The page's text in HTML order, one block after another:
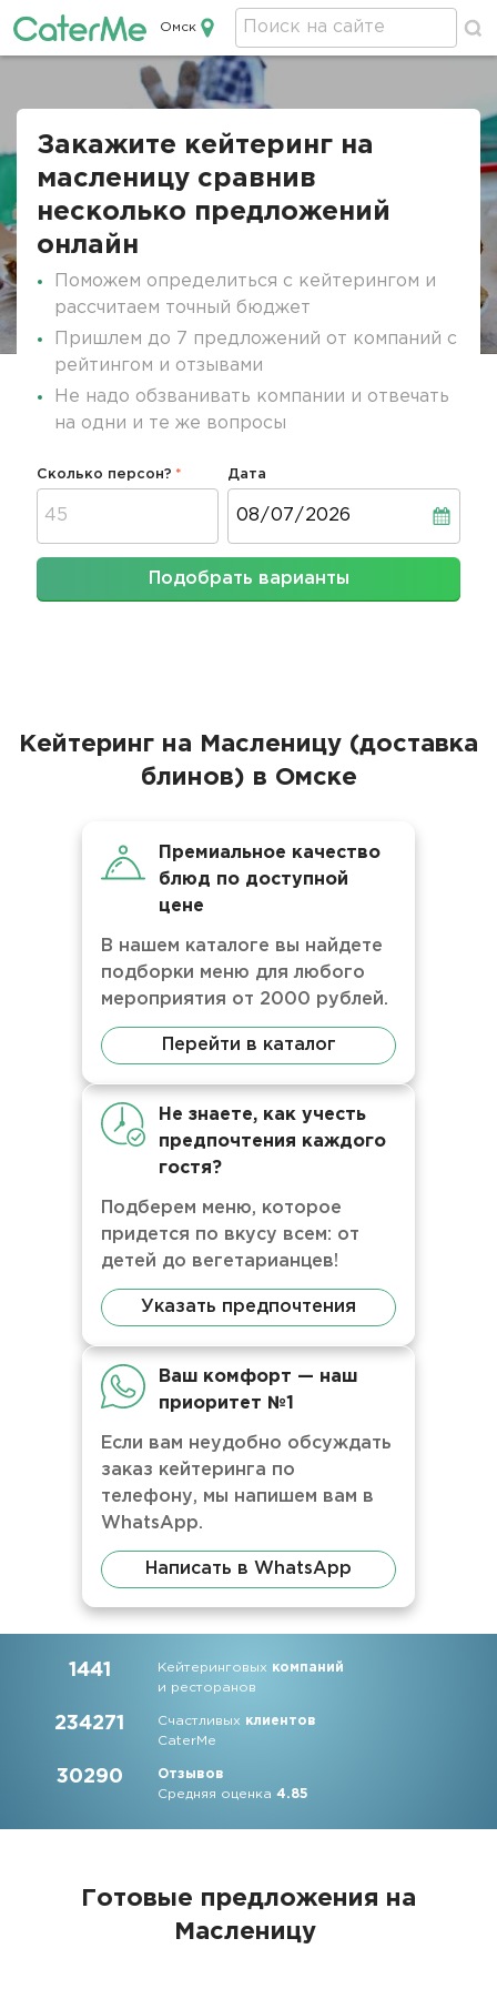
Кейтеринг в Омске
Омск
Закажите кейтеринг на
масленицу сравнив
несколько предложений
онлайн
Поможем определиться с кейтерингом и
рассчитаем точный бюджет
Пришлем до 7 предложений от компаний с
рейтингом и отзывами
Не надо обзванивать компании и отвечать
на одни и те же вопросы
Сколько персон? Дата
Подобрать варианты
Кейтеринг на Масленицу (доставка
блинов) в Омске
Премиальное качество
блюд по доступной
цене
В нашем каталоге вы найдете
подборки меню для любого
мероприятия от 2000 рублей.
Перейти в каталог
Не знаете, как учесть
предпочтения каждого
гостя?
Подберем меню, которое
придется по вкусу всем: от
детей до вегетарианцев!
Указать предпочтения
Ваш комфорт — наш
приоритет №1
Если вам неудобно обсуждать
заказ кейтеринга по
телефону, мы напишем вам в
WhatsApp.
Написать в WhatsApp
1441 Кейтеринговых компаний
и ресторанов
234271 Счастливых клиентов
CaterMe
30290
Отзывов
Средняя оценка4.85
Готовые предложения на
Масленицу